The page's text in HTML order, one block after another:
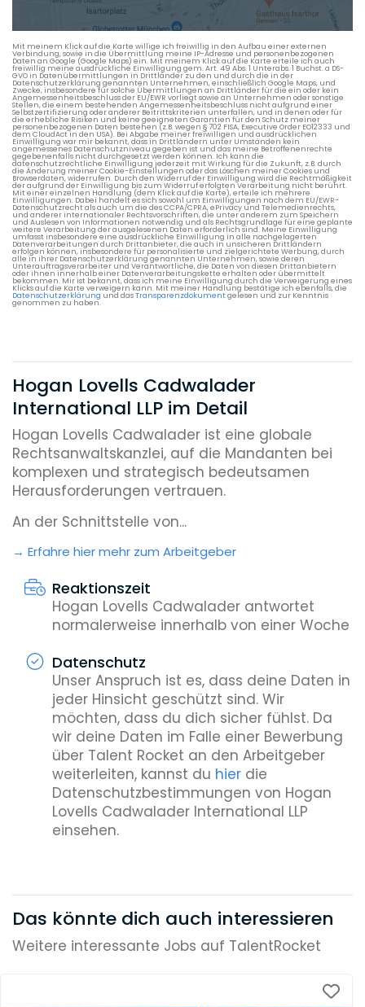
Die berechneten Anreisezeiten basieren auf den
Verkehrsdaten eines typischen Dienstag morgens um 8:30.
Mit meinem Klick auf die Karte willige ich freiwillig in den Aufbau einer externen
Verbindung, sowie in die Übermittlung meine IP-Adresse und personenbezogenen
Daten an Google (Google Maps) ein. Mit meinem Klick auf die Karte erteile ich auch
freiwillig meine ausdrückliche Einwilligung gem. Art. 49 Abs. 1 Unterabs. 1 Buchst. a DS-
GVO in Datenübermittlungen in Drittländer zu den und durch die in der
Datenschutzerklärung genannten Unternehmen, einschließlich Google Maps, und
Zwecke, insbesondere für solche Übermittlungen an Drittländer für die ein oder kein
Angemessenheitsbeschluss der EU/EWR vorliegt sowie an Unternehmen oder sonstige
Stellen, die einem bestehenden Angemessenheitsbeschluss nicht aufgrund einer
Selbstzertifizierung oder anderer Beitrittskriterien unterfallen, und in denen oder für
die erhebliche Risiken und keine geeigneten Garantien für den Schutz meiner
personenbezogenen Daten bestehen (z.B. wegen § 702 FISA, Executive Order EO12333 und
dem CloudAct in den USA). Bei Abgabe meiner freiwilligen und ausdrücklichen
Einwilligung war mir bekannt, dass in Drittländern unter Umständen kein
angemessenes Datenschutzniveau gegeben ist und das meine Betroffenenrechte
gegebenenfalls nicht durchgesetzt werden können. Ich kann die
datenschutzrechtliche Einwilligung jederzeit mit Wirkung für die Zukunft, z.B. durch
die Änderung meiner Cookie-Einstellungen oder das Löschen meiner Cookies und
Browserdaten, widerrufen. Durch den Widerruf der Einwilligung wird die Rechtmäßigkeit
der aufgrund der Einwilligung bis zum Widerruf erfolgten Verarbeitung nicht berührt.
Mit einer einzelnen Handlung (dem Klick auf die Karte), erteile ich mehrere
Einwilligungen. Dabei handelt es sich sowohl um Einwilligungen nach dem EU/EWR-
Datenschutzrecht als auch um die des CCPA/CPRA, ePrivacy und Telemedienrechts,
und anderer internationaler Rechtsvorschriften, die unter anderem zum Speichern
und Auslesen von Informationen notwendig und als Rechtsgrundlage für eine geplante
weitere Verarbeitung der ausgelesenen Daten erforderlich sind. Meine Einwilligung
umfasst insbesondere eine ausdrückliche Einwilligung in alle nachgelagerten
Datenverarbeitungen durch Drittanbieter, die auch in unsicheren Drittländern
erfolgen können, insbesondere für personalisierte und zielgerichtete Werbung, durch
alle in ihrer Datenschutzerklärung genannten Unternehmen, sowie deren
Unterauftragsverarbeiter und Verantwortliche, die Daten von diesen Drittanbietern
oder ihnen innerhalb einer Datenverarbeitungskette erhalten oder übermittelt
bekommen. Mir ist bekannt, dass ich meine Einwilligung durch die Verweigerung eines
Klicks auf die Karte verweigern kann. Mit meiner Handlung bestätige ich ebenfalls, die
Datenschutzerklärung und dasTransparenzdokumentgelesen und zur Kenntnis
genommen zu haben.
Hogan Lovells Cadwalader
International LLP im Detail
Hogan Lovells Cadwalader ist eine globale
Rechtsanwaltskanzlei, auf die Mandanten bei
komplexen und strategisch bedeutsamen
Herausforderungen vertrauen.
An der Schnittstelle von...
Erfahre hier mehr zum Arbeitgeber
Reaktionszeit
Hogan Lovells Cadwalader antwortet
normalerweise innerhalb von einer Woche
Datenschutz
Unser Anspruch ist es, dass deine Daten in
jeder Hinsicht geschützt sind. Wir
möchten, dass du dich sicher fühlst. Da
wir deine Daten im Falle einer Bewerbung
über Talent Rocket an den Arbeitgeber
weiterleiten, kannst du hierdie
Datenschutzbestimmungen von Hogan
Lovells Cadwalader International LLP
einsehen.
Das könnte dich auch interessieren
Weitere interessante Jobs auf TalentRocket